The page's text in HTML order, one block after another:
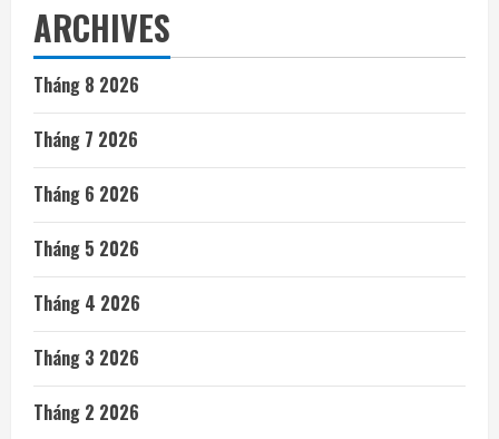
ARCHIVES
Tháng 8 2026
Tháng 7 2026
Tháng 6 2026
Tháng 5 2026
Tháng 4 2026
Tháng 3 2026
Tháng 2 2026